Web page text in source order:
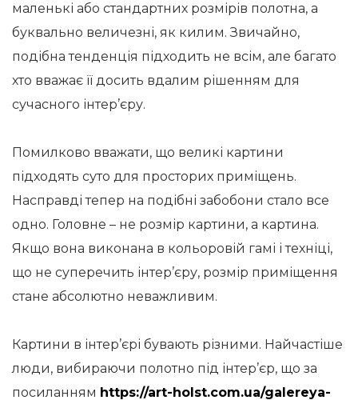
маленькі або стандартних розмірів полотна, а
буквально величезні, як килим. Звичайно,
подібна тенденція підходить не всім, але багато
хто вважає її досить вдалим рішенням для
сучасного інтер’єру.
Помилково вважати, що великі картини
підходять суто для просторих приміщень.
Насправді тепер на подібні забобони стало все
одно. Головне – не розмір картини, а картина.
Якщо вона виконана в кольоровій гамі і техніці,
що не суперечить інтер’єру, розмір приміщення
стане абсолютно неважливим.
Картини в інтер’єрі бувають різними. Найчастіше
люди, вибираючи полотно під інтер’єр, що за
посиланням https://art-holst.com.ua/galereya-